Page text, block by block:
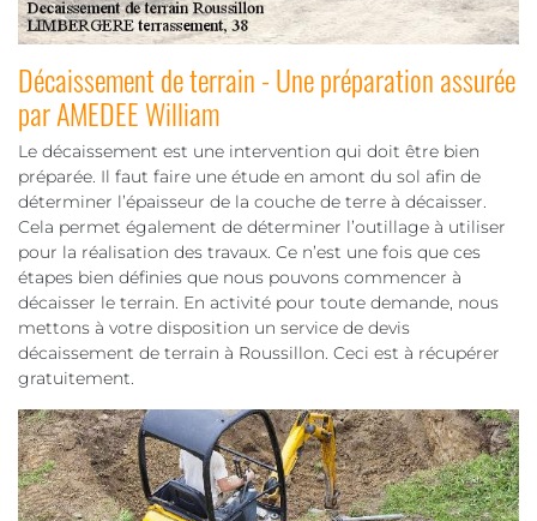
Décaissement de terrain - Une préparation assurée
par AMEDEE William
Le décaissement est une intervention qui doit être bien
préparée. Il faut faire une étude en amont du sol afin de
déterminer l’épaisseur de la couche de terre à décaisser.
Cela permet également de déterminer l’outillage à utiliser
pour la réalisation des travaux. Ce n’est une fois que ces
étapes bien définies que nous pouvons commencer à
décaisser le terrain. En activité pour toute demande, nous
mettons à votre disposition un service de devis
décaissement de terrain à Roussillon. Ceci est à récupérer
gratuitement.